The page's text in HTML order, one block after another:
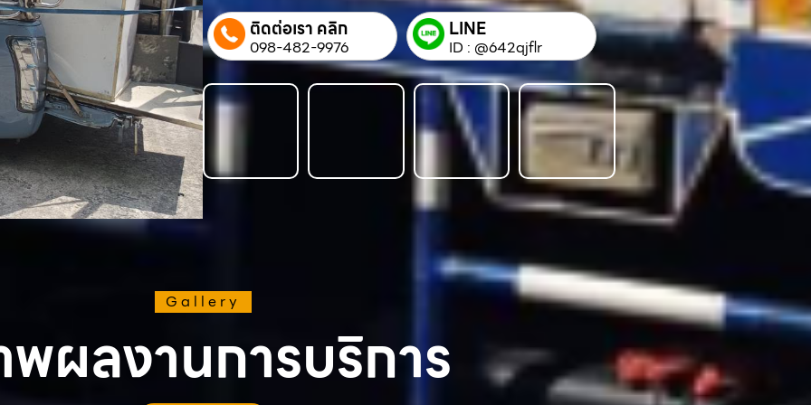
ติดต่อเรา คลิก
098-482-9976
LINE
ID : @642qjflr
Gallery
ผลงานการบริการ